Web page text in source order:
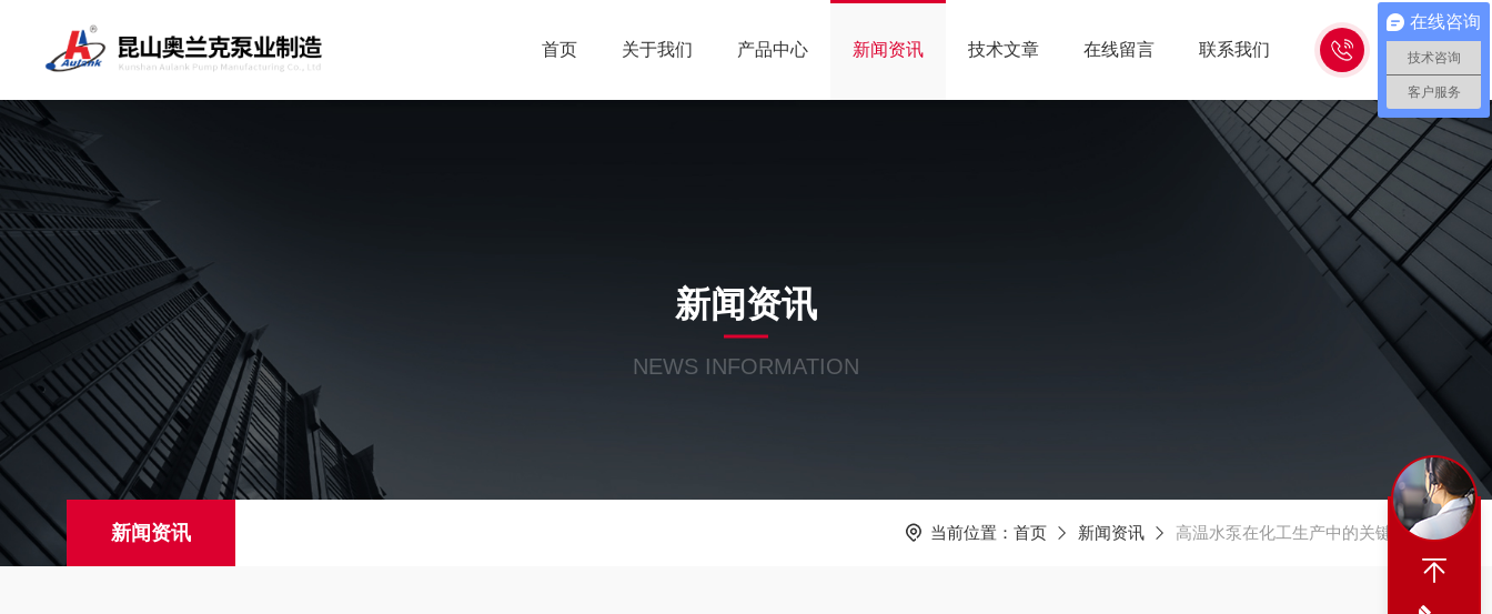
15262618638
首页 关于我们 产品中心 新闻资讯 技术文章 在线留言 联系我们
新闻资讯
NEWS INFORMATION
新闻资讯 当前位置： 首页 新闻资讯 高温水泵在化工生产中的关键作用
在线咨询
技术咨询
客户服务